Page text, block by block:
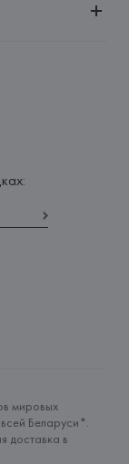
мировых
Беларуси*.
доставка в